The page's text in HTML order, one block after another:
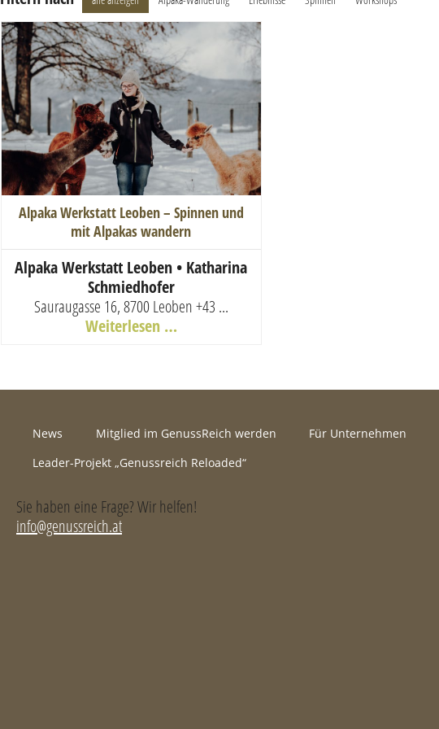
Alpaka Werkstatt Leoben – Spinnen und
mit Alpakas wandern
Alpaka Werkstatt Leoben • Katharina
Schmiedhofer
Sauraugasse 16, 8700 Leoben+43 ...
Weiterlesen …
News Mitglied im GenussReich werden Für Unternehmen
Leader-Projekt „Genussreich Reloaded“
Sie haben eine Frage? Wir helfen!
info@genussreich.at